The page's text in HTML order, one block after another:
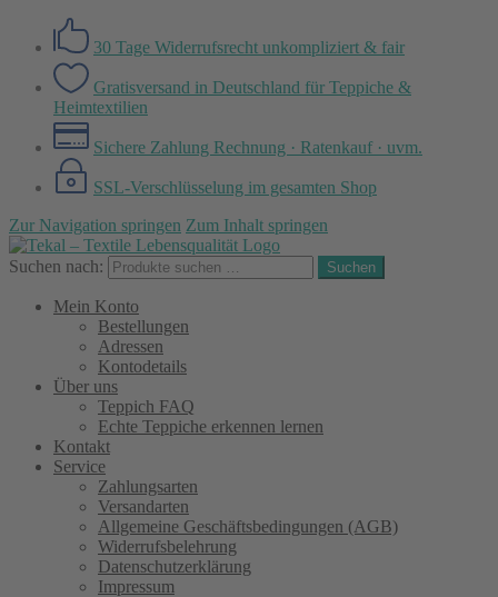
30 Tage Widerrufsrecht unkompliziert & fair
Gratisversand in Deutschland für Teppiche &
Heimtextilien
Sichere Zahlung Rechnung · Ratenkauf · uvm.
SSL-Verschlüsselung im gesamten Shop
Zur Navigation springen Zum Inhalt springen
Suchen nach: Suchen
Mein Konto
Bestellungen
Adressen
Kontodetails
Über uns
Teppich FAQ
Echte Teppiche erkennen lernen
Kontakt
Service
Zahlungsarten
Versandarten
Allgemeine Geschäftsbedingungen (AGB)
Widerrufsbelehrung
Datenschutzerklärung
Impressum